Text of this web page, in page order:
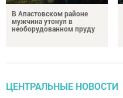
В Апастовском районе
мужчина утонул в
необорудованном пруду
ЦЕНТРАЛЬНЫЕ НОВОСТИ